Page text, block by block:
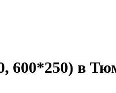
600*250) в